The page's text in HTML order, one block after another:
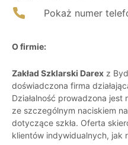
Pokaż numer
O firmie:
Zakład Szklarski Darex z
doświadczona firma
Działalność prowadzona
ze szczególnym naciskiem
dotyczące szkła. Oferta
klientów indywidualnych, jak